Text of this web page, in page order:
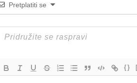
Pretplatiti se
{}